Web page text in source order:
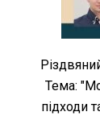
Тема:
підходи